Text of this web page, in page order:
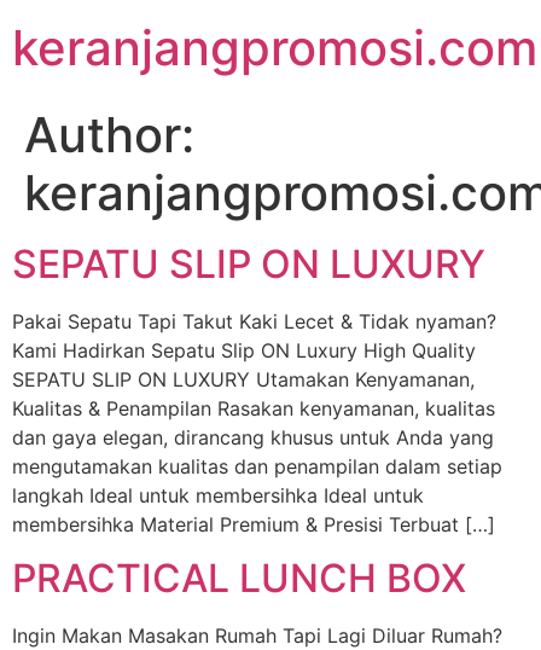
keranjangpromosi.com
Author:
SEPATU SLIP ON LUXURY
Pakai Sepatu Tapi Takut Kaki Lecet & Tidak nyaman?
Kami Hadirkan Sepatu Slip ON Luxury High Quality
SEPATU SLIP ON LUXURY Utamakan Kenyamanan,
Kualitas & Penampilan​ Rasakan kenyamanan, kualitas
dan gaya elegan, dirancang khusus untuk Anda yang
mengutamakan kualitas dan penampilan dalam setiap
langkah Ideal untuk membersihka Ideal untuk
membersihka Material Premium & Presisi Terbuat […]
PRACTICAL LUNCH BOX
Ingin Makan Masakan Rumah Tapi Lagi Diluar Rumah?